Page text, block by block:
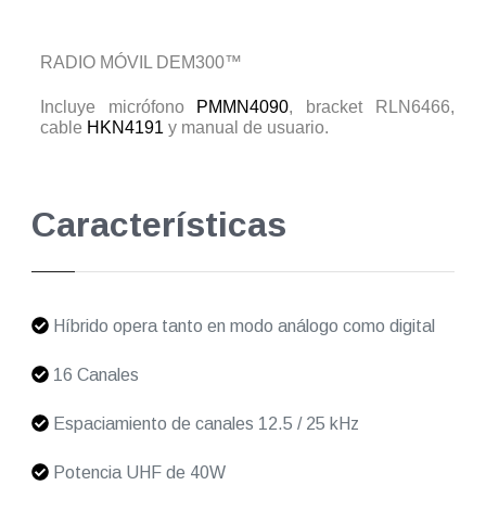
RADIO MÓVIL DEM300™
Incluye micrófono PMMN4090, bracket RLN6466,
cable HKN4191 y manual de usuario.
Características
Híbrido opera tanto en modo análogo como digital
16 Canales
Espaciamiento de canales 12.5 / 25 kHz
Potencia UHF de 40W